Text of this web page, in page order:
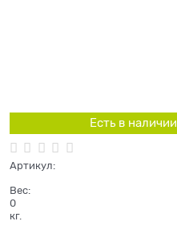
Есть в наличии
Артикул:
Вес:
0
кг.